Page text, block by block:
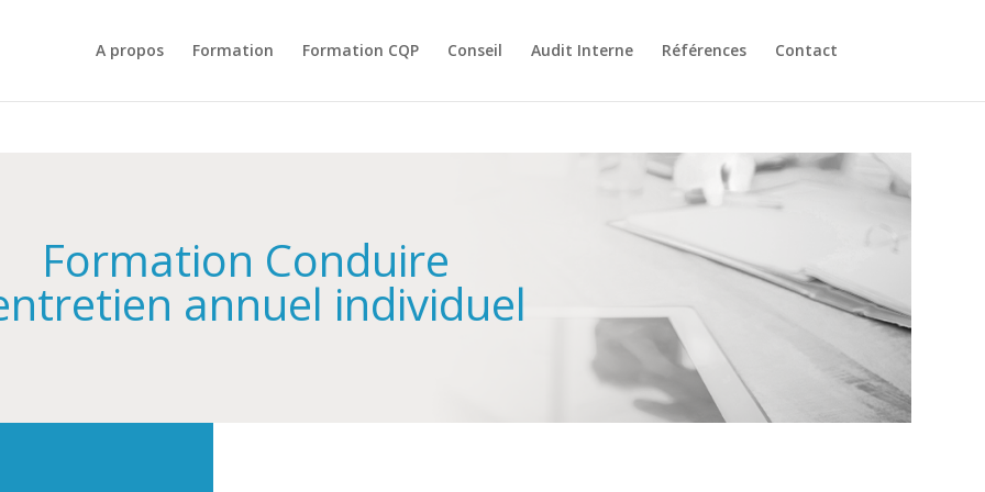
A propos Formation Formation CQP Conseil Audit Interne Références Contact
Formation Conduire
annuel individuel